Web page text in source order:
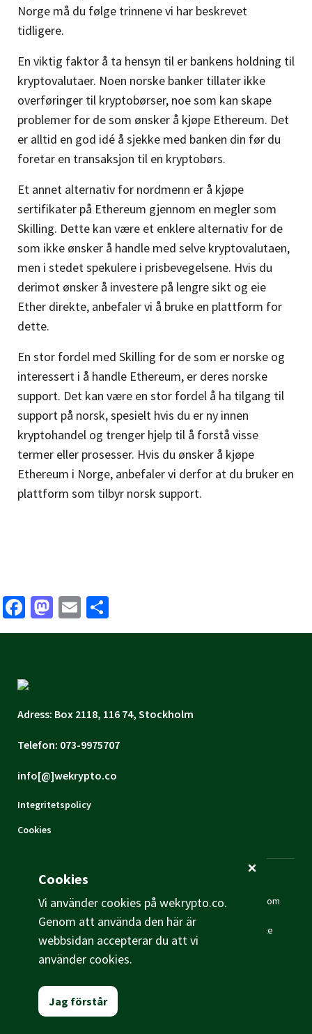
Norge må du følge trinnene vi har beskrevet
tidligere.
En viktig faktor å ta hensyn til er bankens holdning til
kryptovalutaer. Noen norske banker tillater ikke
overføringer til kryptobørser, noe som kan skape
problemer for de som ønsker å kjøpe Ethereum. Det
er alltid en god idé å sjekke med banken din før du
foretar en transaksjon til en kryptobørs.
Et annet alternativ for nordmenn er å kjøpe
sertifikater på Ethereum gjennom en megler som
Skilling. Dette kan være et enklere alternativ for de
som ikke ønsker å handle med selve kryptovalutaen,
men i stedet spekulere i prisbevegelsene. Hvis du
derimot ønsker å investere på lengre sikt og eie
Ether direkte, anbefaler vi å bruke en plattform for
dette.
En stor fordel med Skilling for de som er norske og
interessert i å handle Ethereum, er deres norske
support. Det kan være en stor fordel å ha tilgang til
support på norsk, spesielt hvis du er ny innen
kryptohandel og trenger hjelp til å forstå visse
termer eller prosesser. Hvis du ønsker å kjøpe
Ethereum i Norge, anbefaler vi derfor at du bruker en
plattform som tilbyr norsk support.
Facebook
Mastodon
Email
Adress: Box 2118, 116 74, Stockholm
Telefon: 073-9975707
info[@]wekrypto.co
Integritetspolicy
Cookies
© 2026 WeKrypto
Ansvarsfriskrivning:
rådgivare. Inget innehåll på den här webbsidan skall tolkas som
investeringsråd. Vi tar inget ansvar om våra besökares
investeringsbeslut. All investering är kopplat till risk. Vi är inte
ansvariga för felaktiga uppgifter eller noggrannhet av
informationen på denna webbsidan.
Cookies
Vi använder cookies på wekrypto.co.
Genom att använda den här är
webbsidan accepterar du att vi
använder cookies.
Jag förstår